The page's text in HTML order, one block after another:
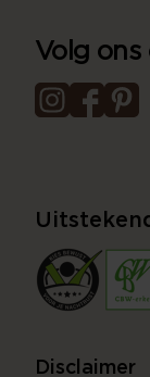
Volg ons
Disclaimer